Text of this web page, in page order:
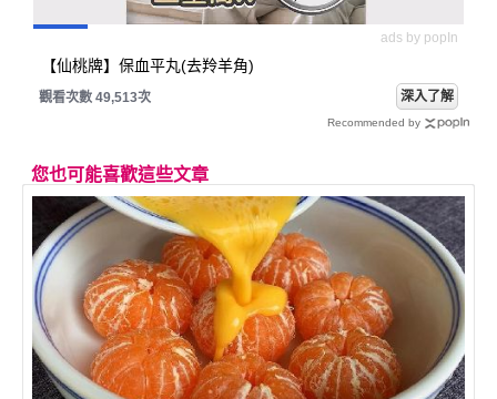
ads by popIn
【仙桃牌】保血平丸(去羚羊角)
觀看次數 49,513次 深入了解
Recommended by
您也可能喜歡這些文章